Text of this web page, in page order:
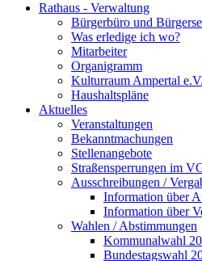
Rathaus - Verwaltung
Bürgerbüro und
Was erledige ich wo?
Mitarbeiter
Organigramm
Kulturraum Ampertal e.V.
Haushaltspläne
Aktuelles
Veranstaltungen
Bekanntmachungen
Stellenangebote
Straßensperrungen im
Ausschreibungen /
Information über
Information über
Wahlen / Abstimmungen
Kommunalwahl
Bundestagswahl